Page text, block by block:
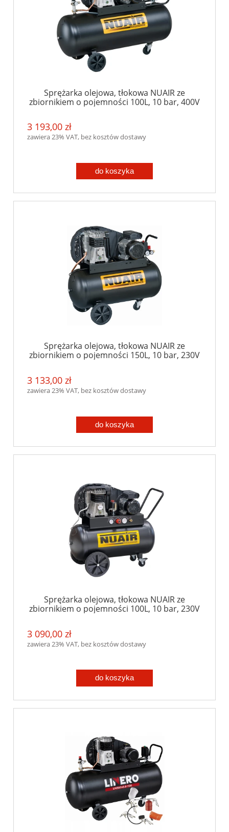
Sprężarka olejowa, tłokowa NUAIR ze
zbiornikiem o pojemności 100L, 10 bar, 400V
3 193,00 zł
zawiera 23% VAT, bez kosztów dostawy
do koszyka
Sprężarka olejowa, tłokowa NUAIR ze
zbiornikiem o pojemności 150L, 10 bar, 230V
3 133,00 zł
zawiera 23% VAT, bez kosztów dostawy
do koszyka
Sprężarka olejowa, tłokowa NUAIR ze
zbiornikiem o pojemności 100L, 10 bar, 230V
3 090,00 zł
zawiera 23% VAT, bez kosztów dostawy
do koszyka